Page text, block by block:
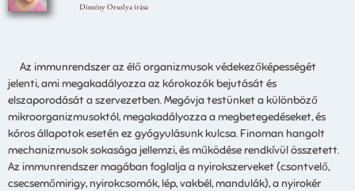
Dimény Orsolya írása
Az immunrendszer az élő organizmusok védekezőképességét
jelenti, ami megakadályozza az kórokozók bejutását és
elszaporodását a szervezetben. Megóvja testünket a különböző
mikroorganizmusoktól, megakadályozza a megbetegedéseket, és
kóros állapotok esetén ez gyógyulásunk kulcsa. Finoman hangolt
mechanizmusok sokasága jellemzi, és működése rendkívül összetett.
Az immunrendszer magában foglalja a nyirokszerveket (csontvelő,
csecsemőmirigy, nyirokcsomók, lép, vakbél, mandulák), a nyirokér